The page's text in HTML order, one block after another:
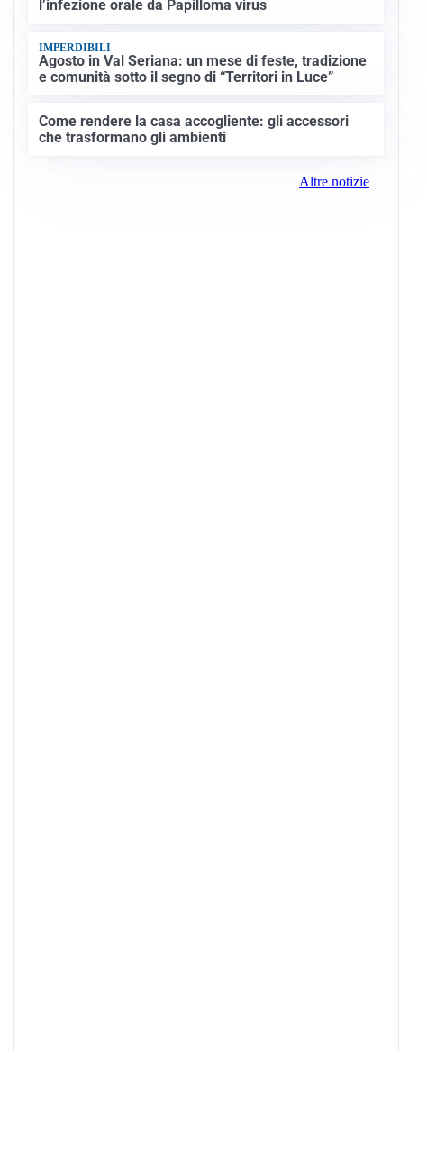
l’infezione orale da Papilloma virus
IMPERDIBILI
Agosto in Val Seriana: un mese di feste, tradizione
e comunità sotto il segno di “Territori in Luce”
Come rendere la casa accogliente: gli accessori
che trasformano gli ambienti
Altre notizie